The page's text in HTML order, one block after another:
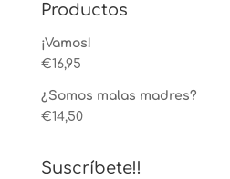
Productos
¡Vamos!
€16,95
¿Somos malas madres?
€14,50
Suscríbete!!